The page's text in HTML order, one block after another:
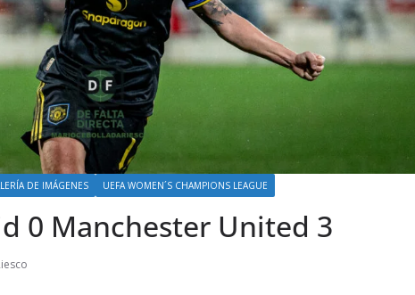
DE IMÁGENES UEFA WOMEN´S CHAMPIONS LEAGUE
0 Manchester United 3